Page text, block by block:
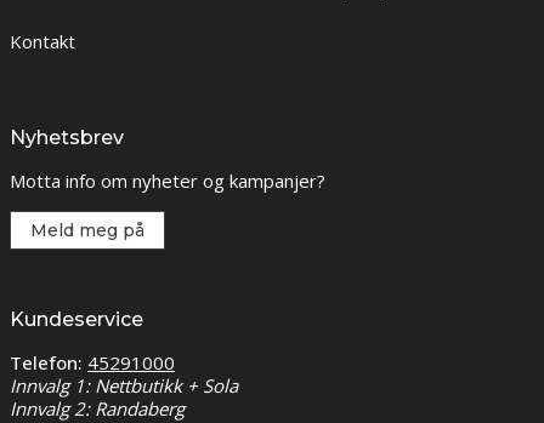
Kontakt
Nyhetsbrev
Motta info om nyheter og kampanjer?
Meld meg på
Kundeservice
Telefon: 45291000
Innvalg 1: Nettbutikk + Sola
Innvalg 2: Randaberg